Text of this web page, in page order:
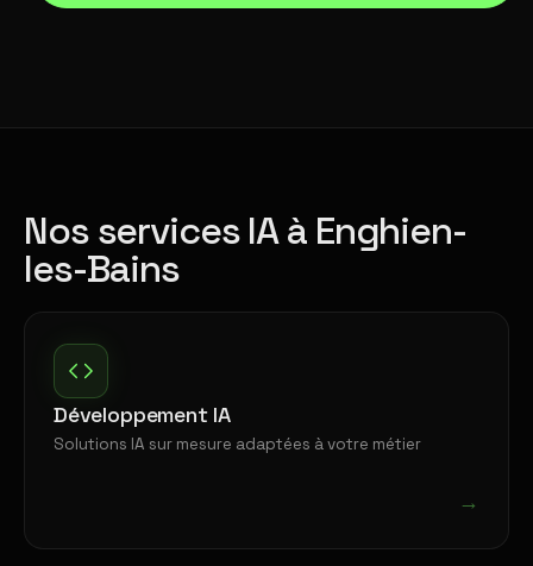
Nos services IA à Enghien-
les-Bains
Développement IA
Solutions IA sur mesure adaptées à votre métier
→